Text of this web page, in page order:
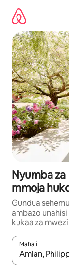
kwenda
kwenye
maudhui
Nyumba
mmoja
Gundua
ambazo
kukaa za
Mahali
Wakati